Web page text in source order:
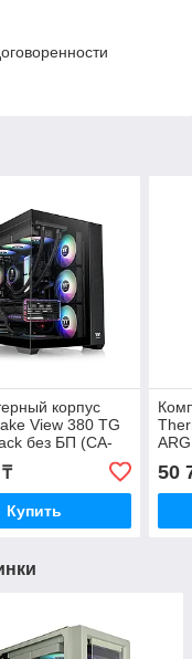
корпус
View 380 TG
без БП (CA-
00)
Купить
50